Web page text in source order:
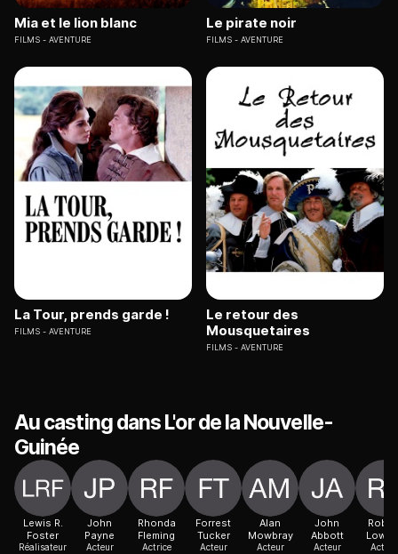
Mia et le lion blanc
FILMS AVENTURE
Le pirate noir
FILMS AVENTURE
La Tour, prends garde !
FILMS AVENTURE
Le retour des
Mousquetaires
FILMS AVENTURE
Au casting dans L'or de la Nouvelle-
Guinée
Lewis R.
Foster
Réalisateur
John
Payne
Acteur
Rhonda
Fleming
Actrice
Forrest
Tucker
Acteur
Alan
Mowbray
Acteur
John
Abbott
Acteur Acteur